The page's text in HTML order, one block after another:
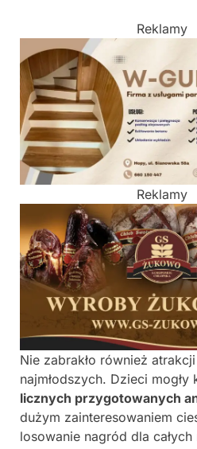
Reklamy
Reklamy
Nie zabrakło również
najmłodszych. Dzieci mogły
licznych przygotowanych
dużym zainteresowaniem
losowanie nagród dla